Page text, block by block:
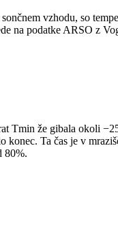
vzhodu, so
na podatke ARSO z
Tmin že gibala okoli
Ta čas je v
80%.